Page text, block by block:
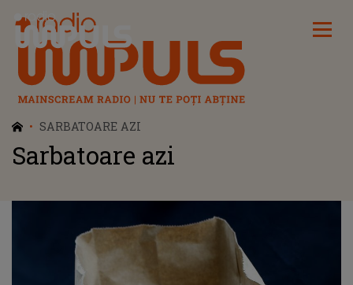
Radio Impuls
SARBATOARE AZI
Sarbatoare azi